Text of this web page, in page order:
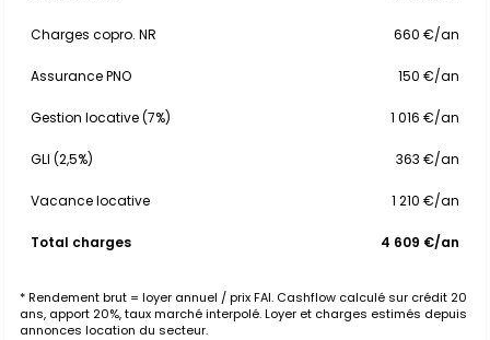
Charges copro. NR 660 €/an
Assurance PNO 150 €/an
Gestion locative (7%) 1 016 €/an
GLI (2,5%) 363 €/an
Vacance locative 1 210 €/an
Total charges 4 609 €/an
* Rendement brut = loyer annuel / prix FAI. Cashflow calculé sur crédit 20
ans, apport 20%, taux marché interpolé. Loyer et charges estimés depuis
annonces location du secteur.